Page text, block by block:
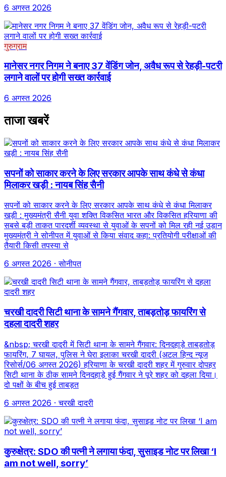
6 अगस्त 2026
गुरुग्राम
मानेसर नगर निगम ने बनाए 37 वेंडिंग जोन, अवैध रूप से रेहड़ी-पटरी
लगाने वालों पर होगी सख्त कार्रवाई
6 अगस्त 2026
ताजा खबरें
सपनों को साकार करने के लिए सरकार आपके साथ कंधे से कंधा
मिलाकर खड़ी : नायब सिंह सैनी
सपनों को साकार करने के लिए सरकार आपके साथ कंधे से कंधा मिलाकर
खड़ी : मुख्यमंत्री सैनी युवा शक्ति विकसित भारत और विकसित हरियाणा की
सबसे बड़ी ताकत पारदर्शी व्यवस्था से युवाओं के सपनों को मिल रही नई उड़ान
मुख्यमंत्री ने सोनीपत में युवाओं से किया संवाद कहा: प्रतियोगी परीक्षाओं की
तैयारी किसी तपस्या से
6 अगस्त 2026 · सोनीपत
चरखी दादरी सिटी थाना के सामने गैंगवार, ताबड़तोड़ फायरिंग से
दहला दादरी शहर
&nbsp; चरखी दादरी में सिटी थाना के सामने गैंगवार: दिनदहाड़े ताबड़तोड़
फायरिंग, 7 घायल, पुलिस ने घेरा इलाका चरखी दादरी (अटल हिन्द न्यूज
रिसोर्स/06 अगस्त 2026) हरियाणा के चरखी दादरी शहर में गुरुवार दोपहर
सिटी थाना के ठीक सामने दिनदहाड़े हुई गैंगवार ने पूरे शहर को दहला दिया।
दो पक्षों के बीच हुई ताबड़त
6 अगस्त 2026 · चरखी दादरी
कुरुक्षेत्र: SDO की पत्नी ने लगाया फंदा, सुसाइड नोट पर लिखा ‘I
am not well, sorry’